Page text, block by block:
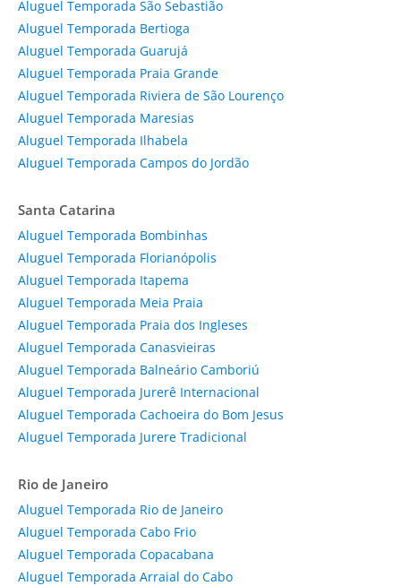
Aluguel Temporada São Sebastião
Aluguel Temporada Bertioga
Aluguel Temporada Guarujá
Aluguel Temporada Praia Grande
Aluguel Temporada Riviera de São Lourenço
Aluguel Temporada Maresias
Aluguel Temporada Ilhabela
Aluguel Temporada Campos do Jordão
Santa Catarina
Aluguel Temporada Bombinhas
Aluguel Temporada Florianópolis
Aluguel Temporada Itapema
Aluguel Temporada Meia Praia
Aluguel Temporada Praia dos Ingleses
Aluguel Temporada Canasvieiras
Aluguel Temporada Balneário Camboriú
Aluguel Temporada Jurerê Internacional
Aluguel Temporada Cachoeira do Bom Jesus
Aluguel Temporada Jurere Tradicional
Rio de Janeiro
Aluguel Temporada Rio de Janeiro
Aluguel Temporada Cabo Frio
Aluguel Temporada Copacabana
Aluguel Temporada Arraial do Cabo